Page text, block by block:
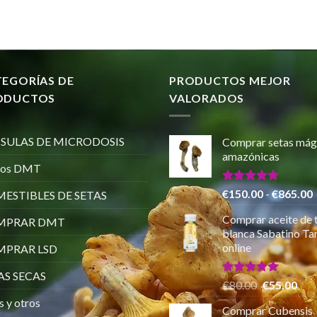
DE
DE MICRODOSIS
DMT
DE SETAS
DMT
LSD
SECAS
y otros
PRODUCTOS MEJOR
VALORADOS
Comprar setas
amazónicas
Valorado
con5.00
de 5
€150.00 -€865.00
Comprar aceite de
blanca Sabatino
online
Valorado
con5.00
de 5
€80.00 El
precio
original
€55.00El
Comprar Cubensis